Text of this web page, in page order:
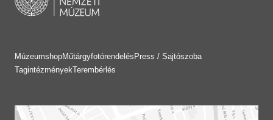
MúzeumshopMűtárgyfotórendelésPress / Sajtószoba
TagintézményekTerembérlés